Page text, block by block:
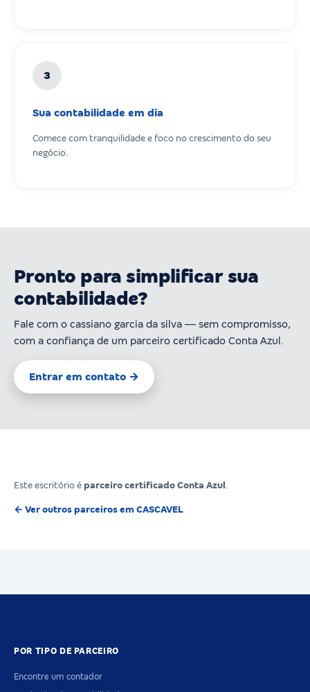
3
Sua contabilidade em dia
Comece com tranquilidade e foco no crescimento do seu
negócio.
Pronto para simplificar sua
contabilidade?
Fale com o cassiano garcia da silva — sem compromisso,
com a confiança de um parceiro certificado Conta Azul.
Entrar em contato →
Este escritório é parceiro certificado Conta Azul
← Ver outros parceiros em CASCAVEL
POR TIPO DE PARCEIRO
Encontre um contador